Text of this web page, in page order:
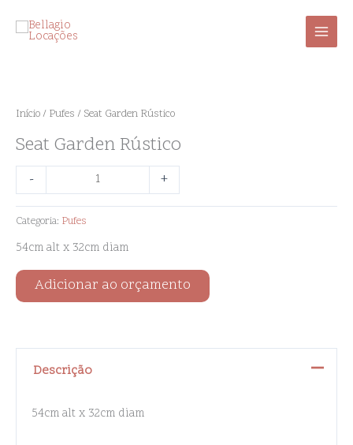
Início / Pufes / Seat Garden Rústico
Seat Garden Rústico
-
Rústico
+
Categoria: Pufes
54cm alt x 32cm diam
Adicionar ao orçamento
Descrição
54cm alt x 32cm diam